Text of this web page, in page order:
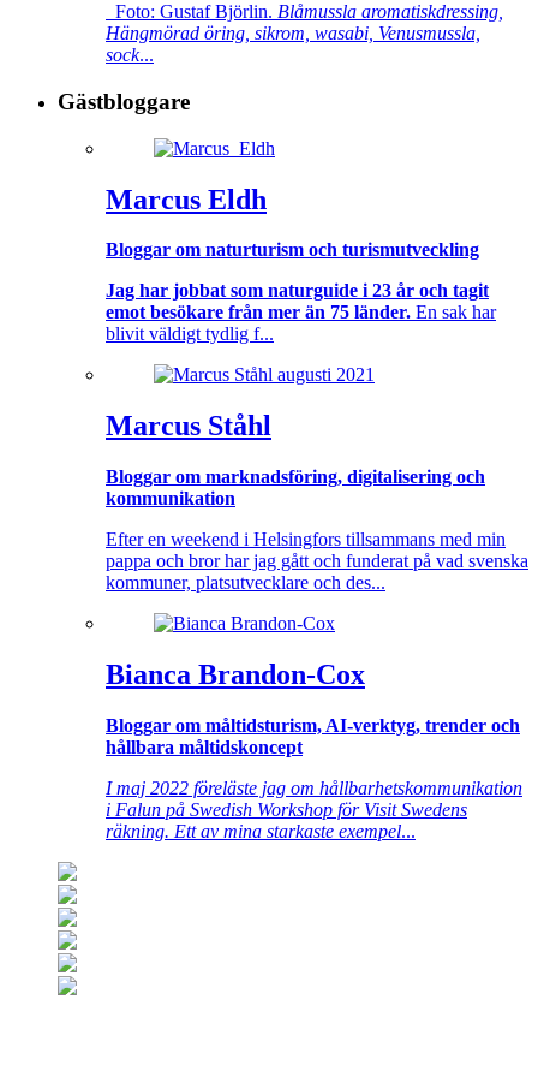
Foto: Gustaf Björlin. Blåmussla aromatiskdressing,
Hängmörad öring, sikrom, wasabi, Venusmussla,
sock...
Gästbloggare
Marcus Eldh
Bloggar om naturturism och turismutveckling
Jag har jobbat som naturguide i 23 år och tagit
emot besökare från mer än 75 länder. En sak har
blivit väldigt tydlig f...
Marcus Ståhl
Bloggar om marknadsföring, digitalisering och
kommunikation
Efter en weekend i Helsingfors tillsammans med min
pappa och bror har jag gått och funderat på vad svenska
kommuner, platsutvecklare och des...
Bianca Brandon-Cox
Bloggar om måltidsturism, AI-verktyg, trender och
hållbara måltidskoncept
I maj 2022 föreläste jag om hållbarhetskommunikation
i Falun på Swedish Workshop för Visit Swedens
räkning. Ett av mina starkaste exempel...